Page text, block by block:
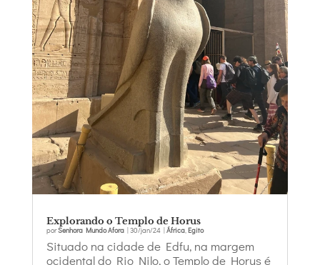
Explorando o Templo de Horus
porSenhora Mundo Afora| 30/jan/24| África, Egito
Situado na cidade de Edfu, na margem
ocidental do Rio Nilo, o Templo de Horus é